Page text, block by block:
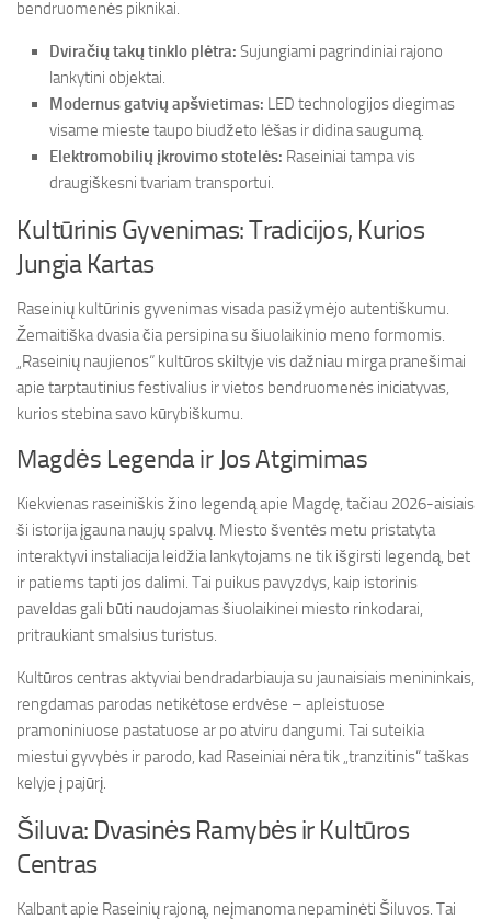
bendruomenės piknikai.
Dviračių takų tinklo plėtra: Sujungiami pagrindiniai rajono
lankytini objektai.
Modernus gatvių apšvietimas: LED technologijos diegimas
visame mieste taupo biudžeto lėšas ir didina saugumą.
Elektromobilių įkrovimo stotelės: Raseiniai tampa vis
draugiškesni tvariam transportui.
Kultūrinis Gyvenimas: Tradicijos, Kurios
Jungia Kartas
Raseinių kultūrinis gyvenimas visada pasižymėjo autentiškumu.
Žemaitiška dvasia čia persipina su šiuolaikinio meno formomis.
„Raseinių naujienos“ kultūros skiltyje vis dažniau mirga pranešimai
apie tarptautinius festivalius ir vietos bendruomenės iniciatyvas,
kurios stebina savo kūrybiškumu.
Magdės Legenda ir Jos Atgimimas
Kiekvienas raseiniškis žino legendą apie Magdę, tačiau 2026-aisiais
ši istorija įgauna naujų spalvų. Miesto šventės metu pristatyta
interaktyvi instaliacija leidžia lankytojams ne tik išgirsti legendą, bet
ir patiems tapti jos dalimi. Tai puikus pavyzdys, kaip istorinis
paveldas gali būti naudojamas šiuolaikinei miesto rinkodarai,
pritraukiant smalsius turistus.
Kultūros centras aktyviai bendradarbiauja su jaunaisiais menininkais,
rengdamas parodas netikėtose erdvėse – apleistuose
pramoniniuose pastatuose ar po atviru dangumi. Tai suteikia
miestui gyvybės ir parodo, kad Raseiniai nėra tik „tranzitinis“ taškas
kelyje į pajūrį.
Šiluva: Dvasinės Ramybės ir Kultūros
Centras
Kalbant apie Raseinių rajoną, neįmanoma nepaminėti Šiluvos. Tai